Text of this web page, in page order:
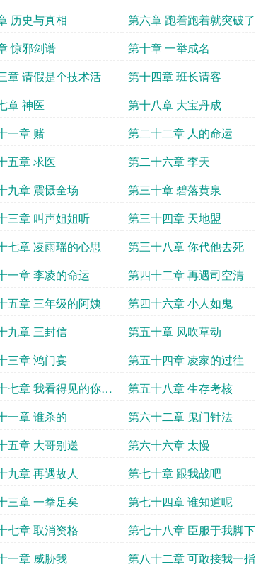
历史与真相
第六章 跑着跑着就突破了
惊邪剑谱
第十章 一举成名
章 请假是个技术活
第十四章 班长请客
章 神医
第十八章 大宝丹成
一章 赌
第二十二章 人的命运
五章 求医 第二十六章 李天
九章 震慑全场
第三十章 碧落黄泉
三章 叫声姐姐听
第三十四章 天地盟
七章 凌雨瑶的心思
第三十八章 你代他去死
一章 李凌的命运
第四十二章 再遇司空清
五章 三年级的阿姨
第四十六章 小人如鬼
九章 三封信 第五十章 风吹草动
三章 鸿门宴
第五十四章 凌家的过往
七章 我看得见的你看
第五十八章 生存考核
一章 谁杀的
第六十二章 鬼门针法
五章 大哥别送
第六十六章 太慢
九章 再遇故人
第七十章 跟我战吧
三章 一拳足矣
第七十四章 谁知道呢
七章 取消资格
第七十八章 臣服于我脚下
一章 威胁我
第八十二章 可敢接我一指